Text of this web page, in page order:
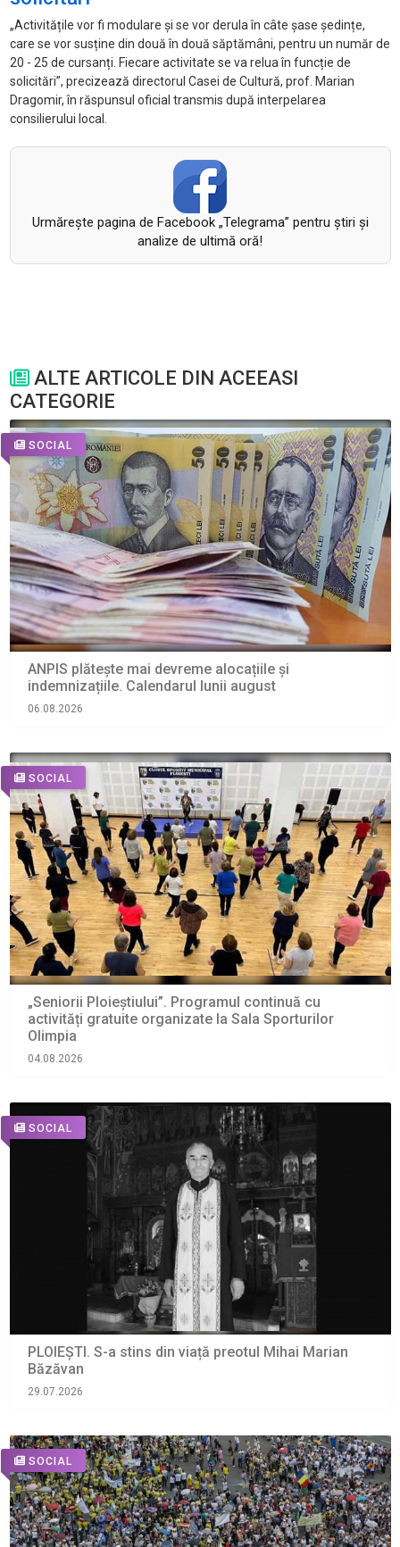
„Activitățile vor fi modulare și se vor derula în câte șase ședințe,
care se vor susține din două în două săptămâni, pentru un număr de
20 - 25 de cursanți. Fiecare activitate se va relua în funcție de
solicitări”, precizează directorul Casei de Cultură, prof. Marian
Dragomir, în răspunsul oficial transmis după interpelarea
consilierului local.
Urmăreşte pagina de Facebook „Telegrama” pentru ştiri şi
analize de ultimă oră!
ALTE ARTICOLE DIN ACEEASI
CATEGORIE
SOCIAL
ANPIS plătește mai devreme alocațiile și
indemnizațiile. Calendarul lunii august
06.08.2026
SOCIAL
„Seniorii Ploieștiului”. Programul continuă cu
activități gratuite organizate la Sala Sporturilor
Olimpia
04.08.2026
SOCIAL
PLOIEȘTI. S-a stins din viață preotul Mihai Marian
Băzăvan
29.07.2026
SOCIAL